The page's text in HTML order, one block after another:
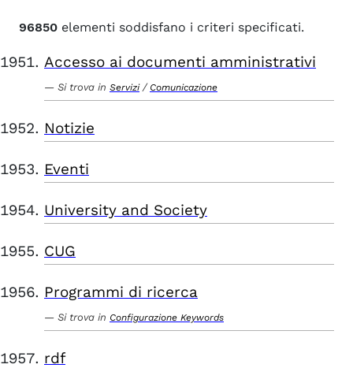
96850 elementi soddisfano i criteri specificati.
Accesso ai documenti amministrativi
Si trova in Servizi / Comunicazione
Notizie
Eventi
University and Society
CUG
Programmi di ricerca
Si trova in Configurazione Keywords
rdf